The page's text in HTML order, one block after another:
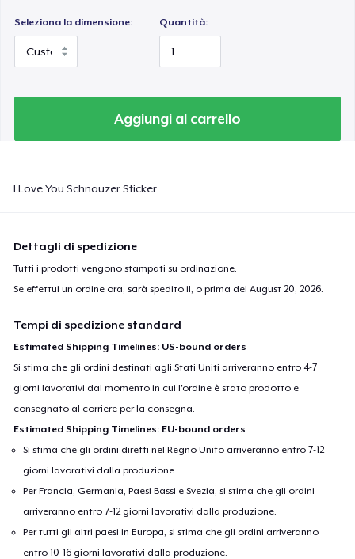
Seleziona la dimensione: Quantità:
Aggiungi al carrello
I Love You Schnauzer Sticker
Dettagli di spedizione
Tutti i prodotti vengono stampati su ordinazione.
Se effettui un ordine ora, sarà spedito il, o prima delAugust 20, 2026
Tempi di spedizione standard
Estimated Shipping Timelines: US-bound orders
Si stima che gli ordini destinati agli Stati Uniti arriveranno entro 4-7
giorni lavorativi dal momento in cui l'ordine è stato prodotto e
consegnato al corriere per la consegna.
Estimated Shipping Timelines: EU-bound orders
Si stima che gli ordini diretti nel Regno Unito arriveranno entro 7-12
giorni lavorativi dalla produzione.
Per Francia, Germania, Paesi Bassi e Svezia, si stima che gli ordini
arriveranno entro 7-12 giorni lavorativi dalla produzione.
Per tutti gli altri paesi in Europa, si stima che gli ordini arriveranno
entro 10-16 giorni lavorativi dalla produzione.